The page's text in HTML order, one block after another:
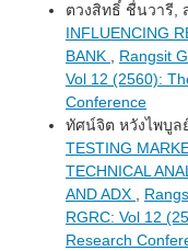
ตวงสิทธิ์ ชื่นวารี,
INFLUENCING
BANK
Rangsit
Vol 12 (2560):
Conference
ทัศน์จิต หวังไพบูล
TESTING
TECHNICAL
AND ADX
RGRC: Vol 12
Research